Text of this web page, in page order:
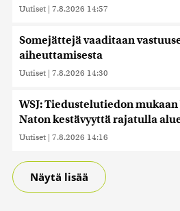
Uutiset | 7.8.2026 14:57
Somejättejä vaaditaan
aiheuttamisesta
Uutiset | 7.8.2026 14:30
WSJ: Tiedustelutiedon
Naton kestävyyttä rajatulla
Uutiset | 7.8.2026 14:16
Näytä lisää